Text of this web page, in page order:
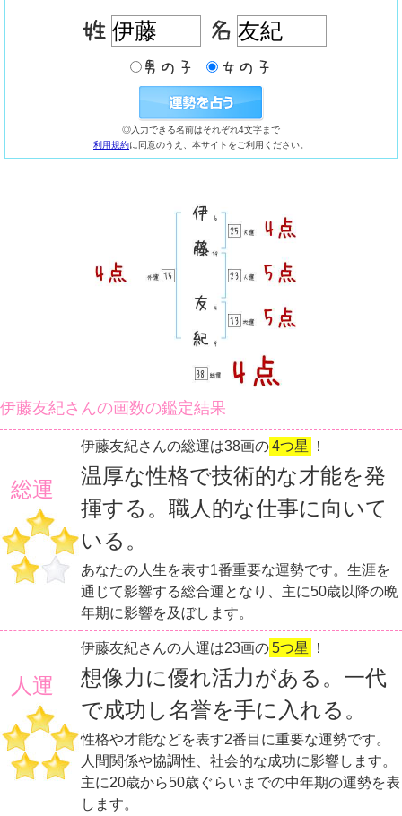
◎入力できる名前はそれぞれ4文字まで
利用規約に同意のうえ、本サイトをご利用ください。
伊藤友紀さんの画数の鑑定結果
総運
伊藤友紀さんの総運は38画の4つ星 ！
温厚な性格で技術的な才能を発
揮する。職人的な仕事に向いて
いる。
あなたの人生を表す1番重要な運勢です。生涯を
通じて影響する総合運となり、主に50歳以降の晩
年期に影響を及ぼします。
人運
伊藤友紀さんの人運は23画の5つ星 ！
想像力に優れ活力がある。一代
で成功し名誉を手に入れる。
性格や才能などを表す2番目に重要な運勢です。
人間関係や協調性、社会的な成功に影響します。
主に20歳から50歳ぐらいまでの中年期の運勢を表
します。